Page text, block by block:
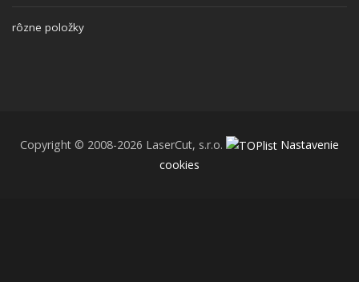
rôzne položky
Copyright © 2008-2026 LaserCut, s.r.o.
Nastavenie
cookies